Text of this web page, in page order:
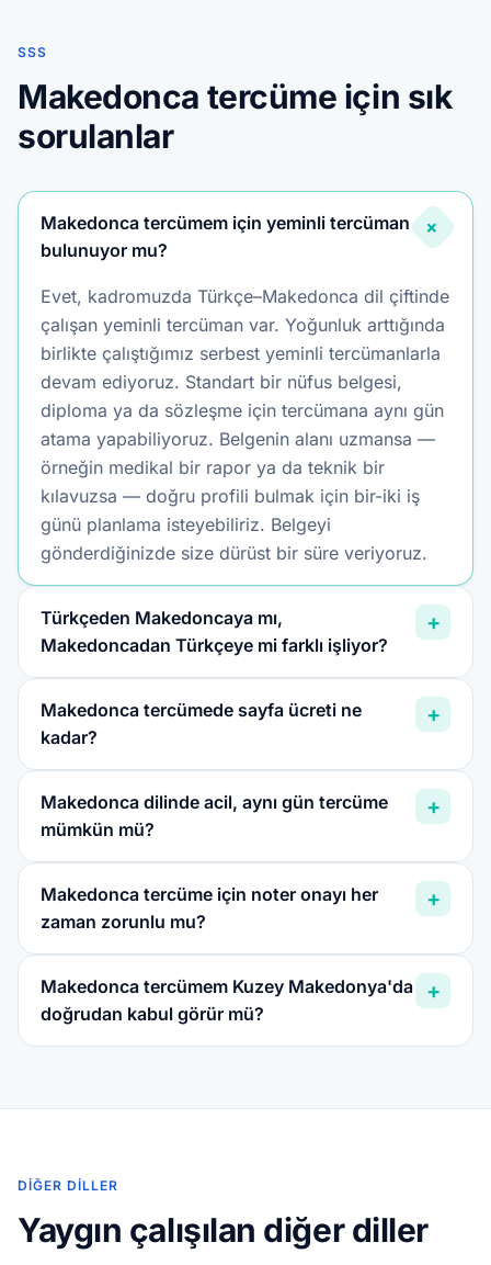
SSS
Makedonca tercüme için sık
sorulanlar
Makedonca tercümem için yeminli tercüman
bulunuyor mu?
+
Evet, kadromuzda Türkçe–Makedonca dil çiftinde
çalışan yeminli tercüman var. Yoğunluk arttığında
birlikte çalıştığımız serbest yeminli tercümanlarla
devam ediyoruz. Standart bir nüfus belgesi,
diploma ya da sözleşme için tercümana aynı gün
atama yapabiliyoruz. Belgenin alanı uzmansa —
örneğin medikal bir rapor ya da teknik bir
kılavuzsa — doğru profili bulmak için bir-iki iş
günü planlama isteyebiliriz. Belgeyi
gönderdiğinizde size dürüst bir süre veriyoruz.
Türkçeden Makedoncaya mı,
Makedoncadan Türkçeye mi farklı işliyor?
+
Makedonca tercümede sayfa ücreti ne
kadar?
+
Makedonca dilinde acil, aynı gün tercüme
mümkün mü?
+
Makedonca tercüme için noter onayı her
zaman zorunlu mu?
+
Makedonca tercümem Kuzey Makedonya'da
doğrudan kabul görür mü?
+
DIĞER DILLER
Yaygın çalışılan diğer diller